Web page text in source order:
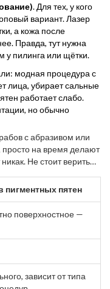
. Для тех, у кого
вариант. Лазер
а кожа после
Правда, тут нужна
у пилинга или щётки.
модная процедура с
лица, убирает сальные
работает слабо.
но обычно
с абразивом или
просто на время делают
Не стоит верить
пятен
поверхностное —
зависит от типа